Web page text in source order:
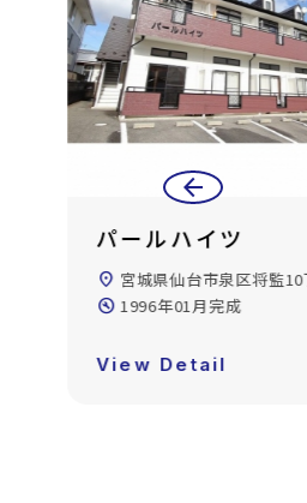
arrow_back
タウンハイツ パル
location_on 宮城県仙台市泉区南中山
build_circle 1990年09月完成
View Detail